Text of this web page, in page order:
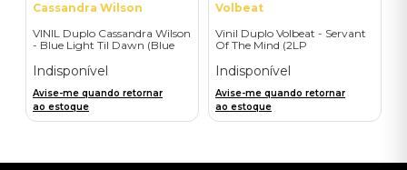
Cassandra Wilson
VINIL Duplo Cassandra Wilson
- Blue Light Til Dawn (Blue
Indisponível
Avise-me quando retornar
ao estoque
Volbeat
Vinil Duplo Volbeat - Servant
Of The Mind (2LP
Importado
Indisponível
Avise-me quando retornar
ao estoque